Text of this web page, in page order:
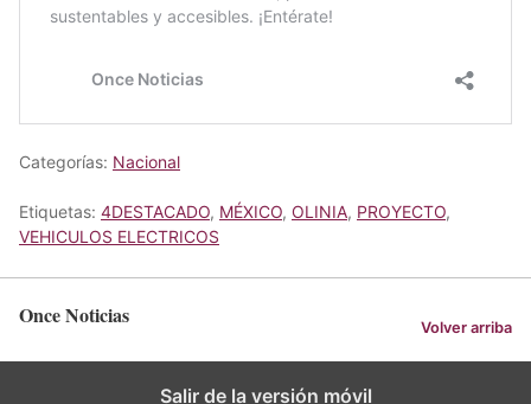
Categorías: Nacional
Etiquetas: 4DESTACADO, MÉXICO, OLINIA, PROYECTO,
VEHICULOS ELECTRICOS
Once Noticias Volver arriba
Salir de la versión móvil